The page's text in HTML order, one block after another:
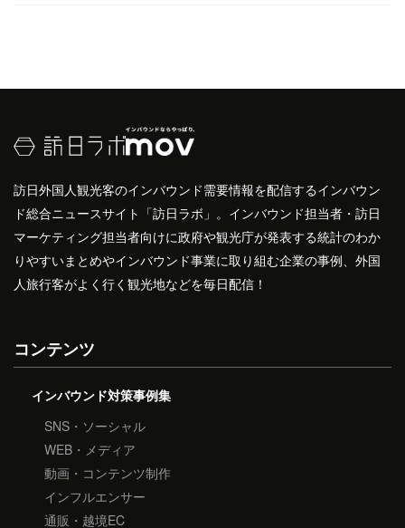
訪日外国人観光客のインバウンド需要情報を配信するインバウン
ド総合ニュースサイト「訪日ラボ」。インバウンド担当者・訪日
マーケティング担当者向けに政府や観光庁が発表する統計のわか
りやすいまとめやインバウンド事業に取り組む企業の事例、外国
人旅行客がよく行く観光地などを毎日配信！
コンテンツ
インバウンド対策事例集
SNS・ソーシャル
WEB・メディア
動画・コンテンツ制作
インフルエンサー
通販・越境EC